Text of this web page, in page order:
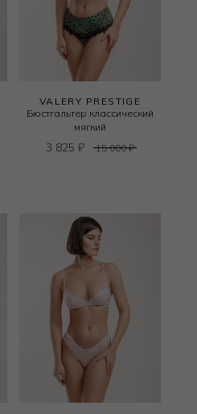
VALERY PRESTIGE
Бюстгальтер классический
мягкий
3 825 ₽ 15 000₽